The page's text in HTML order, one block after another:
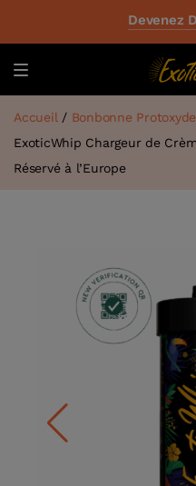
Devenez
Accueil / Bonbonne
ExoticWhip Chargeur de
Réservé à l’Europe